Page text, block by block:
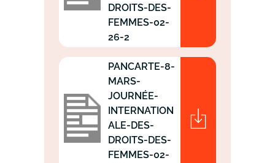
DROITS-DES-
FEMMES-02-
26-2
PANCARTE-8-
MARS-
JOURNÉE-
INTERNATION
ALE-DES-
DROITS-DES-
FEMMES-02-